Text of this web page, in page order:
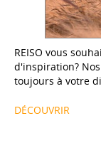
REISO vous
d'inspiration? Nos
toujours à votre
DÉCOUVRIR